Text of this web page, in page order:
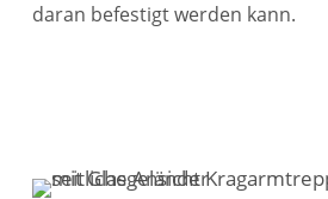
daran befestigt werden kann.